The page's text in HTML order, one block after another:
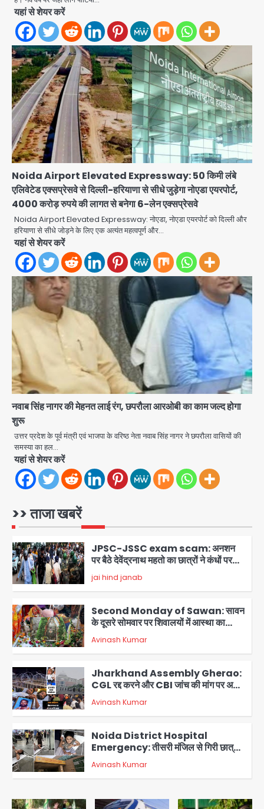
यहां से शेयर करें
Noida Airport Elevated Expressway: 50 किमी लंबे
एलिवेटेड एक्सप्रेसवे से दिल्ली-हरियाणा से सीधे जुड़ेगा नोएडा एयरपोर्ट,
4000 करोड़ रुपये की लागत से बनेगा 6-लेन एक्सप्रेसवे
Noida Airport Elevated Expressway: नोएडा, नोएडा एयरपोर्ट को दिल्ली और
हरियाणा से सीधे जोड़ने के लिए एक अत्यंत महत्वपूर्ण और…
यहां से शेयर करें
नवाब सिंह नागर की मेहनत लाई रंग, छपरौला आरओबी का काम जल्द होगा
शुरू
उत्तर प्रदेश के पूर्व मंत्री एवं भाजपा के वरिष्ठ नेता नवाब सिंह नागर ने छपरौला वासियों की
समस्या का हल…
यहां से शेयर करें
>> ताजा खबरें
2
JPSC-JSSC exam scam: अनशन
निकाला विधानसभा घेराव मार्च
jai hind janab
3
Second Monday of Sawan: सावन
के दूसरे सोमवार पर शिवालयों में आस्था का
सैलाब
Avinash Kumar
4
Jharkhand Assembly Gherao:
CGL रद्द करने और CBI जांच की मांग पर अड़े
छात्र, वाटर कैनन और बैरिकेडिंग तैनात
Avinash Kumar
5
Noida District Hospital
को नहीं मिला इलाज, प्राइवेट अस्पताल में भर्ती
1
Greater Noida Crime: पुलिस वालों ने
GST कंसल्टेंट को एनकाउंटर की धमकी देकर
2
पर बैठे देवेंद्रनाथ महतो का छात्रों ने कंधों पर
निकाला विधानसभा घेराव मार्च
3
Second Monday of Sawan: सावन
के दूसरे सोमवार पर शिवालयों में आस्था का
सैलाब
4
CGL रद्द करने और CBI जांच की मांग पर अड़े
छात्र, वाटर कैनन और बैरिकेडिंग तैनात
5
Noida District Hospital
Emergency: तीसरी मंजिल से गिरी छात्रा
को नहीं मिला इलाज, प्राइवेट अस्पताल में भर्ती
GST कंसल्टेंट को एनकाउंटर की धमकी देकर